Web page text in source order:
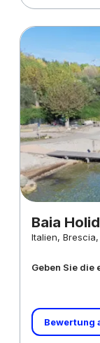
Baia
Italien,
Geben Sie die
Bewertung